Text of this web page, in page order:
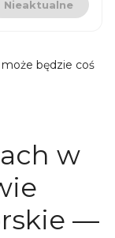
Nieaktualne
będzie coś
w
—